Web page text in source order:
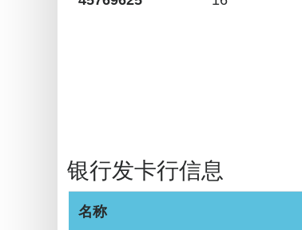
BIN
Generator
from
Banks
银行发卡行信息
名称